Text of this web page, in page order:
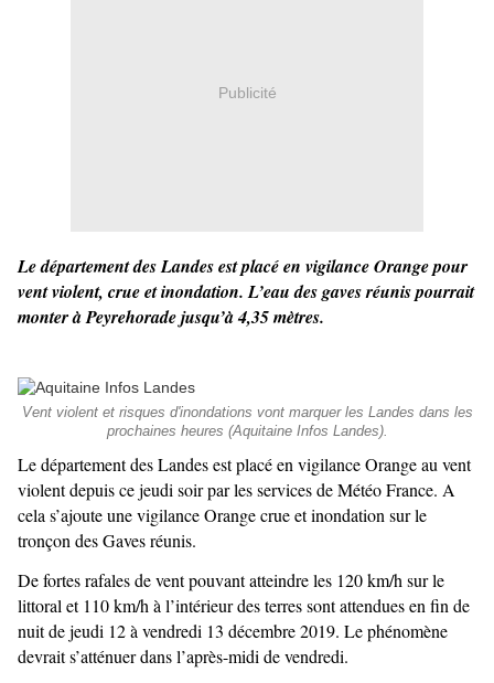
Publicité
Le département des Landes est placé en vigilance Orange pour
vent violent, crue et inondation. L’eau des gaves réunis pourrait
monter à Peyrehorade jusqu’à 4,35 mètres.
Vent violent et risques d'inondations vont marquer les Landes dans les
prochaines heures (Aquitaine Infos Landes).
Le département des Landes est placé en vigilance Orange au vent
violent depuis ce jeudi soir par les services de Météo France. A
cela s’ajoute une vigilance Orange crue et inondation sur le
tronçon des Gaves réunis.
De fortes rafales de vent pouvant atteindre les 120 km/h sur le
littoral et 110 km/h à l’intérieur des terres sont attendues en fin de
nuit de jeudi 12 à vendredi 13 décembre 2019. Le phénomène
devrait s’atténuer dans l’après-midi de vendredi.